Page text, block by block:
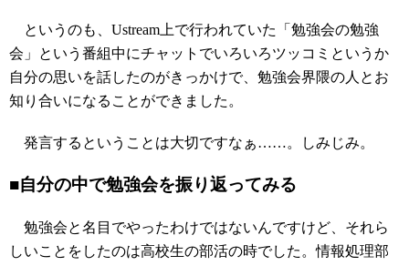
というのも、Ustream上で行われていた「勉強会の勉強
会」という番組中にチャットでいろいろツッコミというか
自分の思いを話したのがきっかけで、勉強会界隈の人とお
知り合いになることができました。
発言するということは大切ですなぁ……。しみじみ。
■自分の中で勉強会を振り返ってみる
勉強会と名目でやったわけではないんですけど、それら
しいことをしたのは高校生の部活の時でした。情報処理部